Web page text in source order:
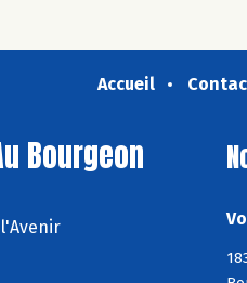
Accueil
Bourgeon